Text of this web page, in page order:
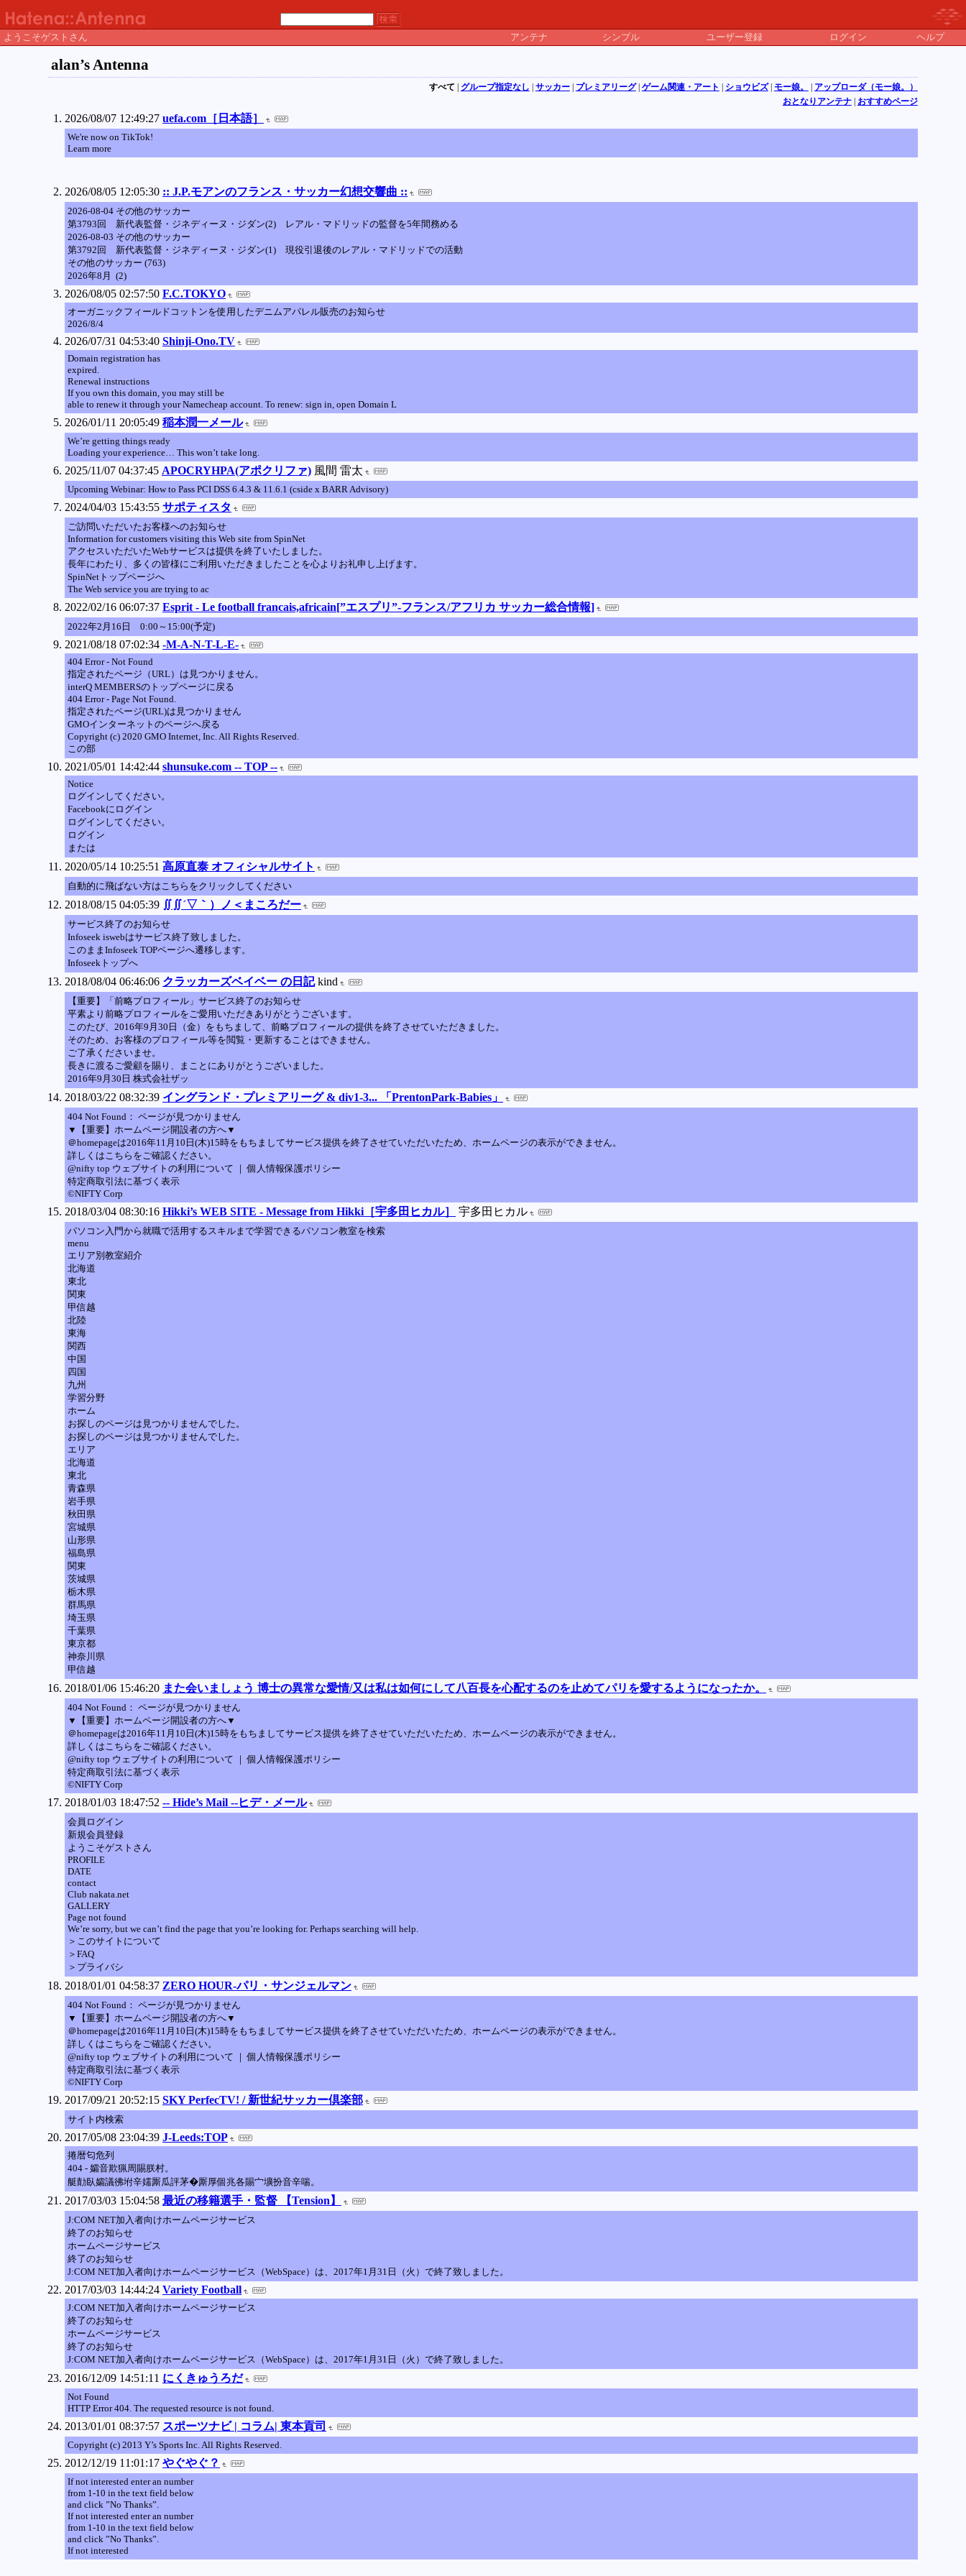
ようこそゲストさん アンテナ シンプル ユーザー登録 ログイン ヘルプ
alan’s Antenna
すべて グループ指定なし サッカー| プレミアリーグ| ゲーム関連・アート ショウビズ| モー娘。
アップローダ（モー娘。）
おとなりアンテナ| おすすめページ
2026/08/07 12:49:27 uefa.com［日本語］
We're now on TikTok!
Learn more
2026/08/05 12:05:30 :: J.P.モアンのフランス・サッカー幻想交響曲 ::
2026-08-04 その他のサッカー
第3793回 新代表監督・ジネディーヌ・ジダン(2) レアル・マドリッドの監督を5年間務める
2026-08-03 その他のサッカー
第3792回 新代表監督・ジネディーヌ・ジダン(1) 現役引退後のレアル・マドリッドでの活動
その他のサッカー (763)
2026年8月 (2)
2026/08/05 02:57:50 F.C.TOKYO
オーガニックフィールドコットンを使用したデニムアパレル販売のお知らせ
2026/8/4
2026/07/31 04:53:40 Shinji-Ono.TV
Domain registration has
expired.
Renewal instructions
If you own this domain, you may still be
able to renew it through your Namecheap account. To renew: sign in, open Domain L
2026/01/11 20:05:49 稲本潤一メール
We’re getting things ready
Loading your experience… This won’t take long.
2025/11/07 04:37:45 APOCRYHPA(アポクリファ) 風間 雷太
Upcoming Webinar: How to Pass PCI DSS 6.4.3 & 11.6.1 (cside x BARR Advisory)
2024/04/03 15:43:55 サポティスタ
ご訪問いただいたお客様へのお知らせ
Information for customers visiting this Web site from SpinNet
アクセスいただいたWebサービスは提供を終了いたしました。
長年にわたり、多くの皆様にご利用いただきましたことを心よりお礼申し上げます。
SpinNetトップページへ
The Web service you are trying to ac
2022/02/16 06:07:37 Esprit - Le football francais,africain[”エスプリ”-フランス/アフリカ サッカー総合情報]
2022年2月16日 0:00～15:00(予定)
2021/08/18 07:02:34 -M-A-N-T-L-E-
404 Error - Not Found
指定されたページ（URL）は見つかりません。
interQ MEMBERSのトップページに戻る
404 Error - Page Not Found.
指定されたページ(URL)は見つかりません
GMOインターネットのページへ戻る
Copyright (c) 2020 GMO Internet, Inc. All Rights Reserved.
この部
2021/05/01 14:42:44 shunsuke.com -- TOP --
Notice
ログインしてください。
Facebookにログイン
ログインしてください。
ログイン
または
2020/05/14 10:25:51 高原直泰 オフィシャルサイト
自動的に飛ばない方はこちらをクリックしてください
2018/08/15 04:05:39 ∬∬´▽｀）ノ＜まころだー
サービス終了のお知らせ
Infoseek iswebはサービス終了致しました。
このままInfoseek TOPページへ遷移します。
Infoseekトップへ
2018/08/04 06:46:06 クラッカーズベイベー の日記 kind
【重要】「前略プロフィール」サービス終了のお知らせ
平素より前略プロフィールをご愛用いただきありがとうございます。
このたび、2016年9月30日（金）をもちまして、前略プロフィールの提供を終了させていただきました。
そのため、お客様のプロフィール等を閲覧・更新することはできません。
ご了承くださいませ。
長きに渡るご愛顧を賜り、まことにありがとうございました。
2016年9月30日 株式会社ザッ
2018/03/22 08:32:39 イングランド・プレミアリーグ & div1-3... 「PrentonPark-Babies」
404 Not Found： ページが見つかりません
▼【重要】ホームページ開設者の方へ▼
＠homepageは2016年11月10日(木)15時をもちましてサービス提供を終了させていただいたため、ホームページの表示ができません。
詳しくはこちらをご確認ください。
@nifty top ウェブサイトの利用について ｜ 個人情報保護ポリシー
特定商取引法に基づく表示
©NIFTY Corp
2018/03/04 08:30:16 Hikki’s WEB SITE - Message from Hikki［宇多田ヒカル］ 宇多田ヒカル
パソコン入門から就職で活用するスキルまで学習できるパソコン教室を検索
menu
エリア別教室紹介
北海道
東北
関東
甲信越
北陸
東海
関西
中国
四国
九州
学習分野
ホーム
お探しのページは見つかりませんでした。
お探しのページは見つかりませんでした。
エリア
北海道
東北
青森県
岩手県
秋田県
宮城県
山形県
福島県
関東
茨城県
栃木県
群馬県
埼玉県
千葉県
東京都
神奈川県
甲信越
2018/01/06 15:46:20 また会いましょう 博士の異常な愛情/又は私は如何にして八百長を心配するのを止めてパリを愛するようになったか。
404 Not Found： ページが見つかりません
▼【重要】ホームページ開設者の方へ▼
＠homepageは2016年11月10日(木)15時をもちましてサービス提供を終了させていただいたため、ホームページの表示ができません。
詳しくはこちらをご確認ください。
@nifty top ウェブサイトの利用について ｜ 個人情報保護ポリシー
特定商取引法に基づく表示
©NIFTY Corp
2018/01/03 18:47:52 -- Hide’s Mail --ヒデ・メール
会員ログイン
新規会員登録
ようこそゲストさん
PROFILE
DATE
contact
Club nakata.net
GALLERY
Page not found
We’re sorry, but we can’t find the page that you’re looking for. Perhaps searching will help.
＞このサイトについて
＞FAQ
＞プライバシ
2018/01/01 04:58:37 ZERO HOUR-パリ・サンジェルマン
404 Not Found： ページが見つかりません
▼【重要】ホームページ開設者の方へ▼
＠homepageは2016年11月10日(木)15時をもちましてサービス提供を終了させていただいたため、ホームページの表示ができません。
詳しくはこちらをご確認ください。
@nifty top ウェブサイトの利用について ｜ 個人情報保護ポリシー
特定商取引法に基づく表示
©NIFTY Corp
2017/09/21 20:52:15 SKY PerfecTV! / 新世紀サッカー倶楽部
サイト内検索
2017/05/08 23:04:39 J-Leeds:TOP
捲暦匂危列
404 - 孀音欺猟周賜朕村。
艇勣臥孀議彿坿辛嬬厮瓜評茅�厮厚個兆各賜宀壙扮音辛喘。
2017/03/03 15:04:58 最近の移籍選手・監督 【Tension】
J:COM NET加入者向けホームページサービス
終了のお知らせ
ホームページサービス
終了のお知らせ
J:COM NET加入者向けホームページサービス（WebSpace）は、2017年1月31日（火）で終了致しました。
2017/03/03 14:44:24 Variety Football
J:COM NET加入者向けホームページサービス
終了のお知らせ
ホームページサービス
終了のお知らせ
J:COM NET加入者向けホームページサービス（WebSpace）は、2017年1月31日（火）で終了致しました。
2016/12/09 14:51:11 にくきゅうろだ
Not Found
HTTP Error 404. The requested resource is not found.
2013/01/01 08:37:57 スポーツナビ | コラム| 東本貢司
Copyright (c) 2013 Y’s Sports Inc. All Rights Reserved.
2012/12/19 11:01:17 やぐやぐ？
If not interested enter an number
from 1-10 in the text field below
and click ”No Thanks”.
If not interested enter an number
from 1-10 in the text field below
and click ”No Thanks”.
If not interested